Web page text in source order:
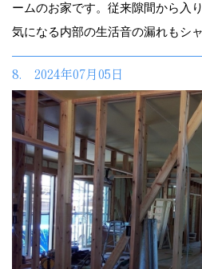
ームのお家です。従来隙間から入
気になる内部の生活音の漏れもシ
8. 2024年07月05日